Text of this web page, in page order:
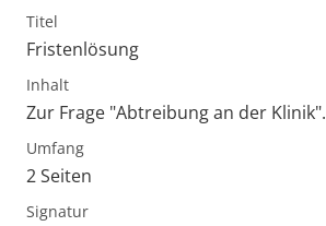
Titel
Fristenlösung
Inhalt
Zur Frage "Abtreibung an der Klinik".
Umfang
2 Seiten
Signatur